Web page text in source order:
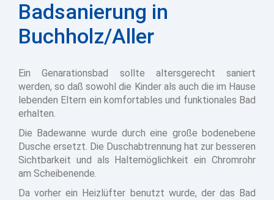
Badsanierung in
Buchholz/Aller
Ein Genarationsbad sollte altersgerecht saniert
werden, so daß sowohl die Kinder als auch die im Hause
lebenden Eltern ein komfortables und funktionales Bad
erhalten.
Die Badewanne wurde durch eine große bodenebene
Dusche ersetzt. Die Duschabtrennung hat zur besseren
Sichtbarkeit und als Haltemöglichkeit ein Chromrohr
am Scheibenende.
Da vorher ein Heizlüfter benutzt wurde, der das Bad